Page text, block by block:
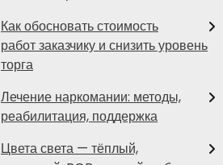
Как обосновать стоимость
работ заказчику и снизить уровень
торга
Лечение наркомании: методы,
реабилитация, поддержка
Цвета света — тёплый,